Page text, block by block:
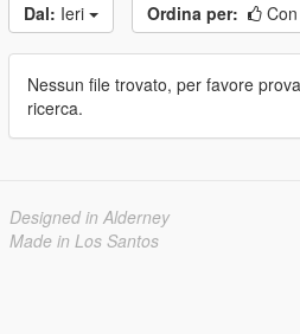
Dal: Ieri Ordina per:
Nessun file trovato, per favore
ricerca.
Designed in Alderney
Made in Los Santos